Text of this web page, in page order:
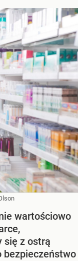
wartościowo
się z ostrą
bezpieczeństwo